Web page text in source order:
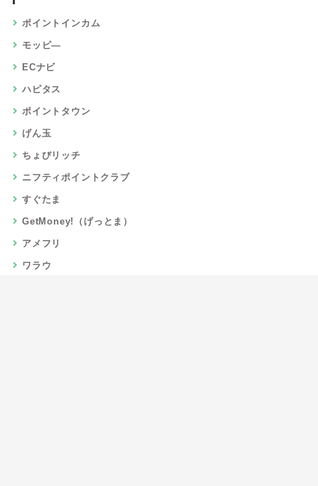
ポイントインカム
モッピ―
ECナビ
ハピタス
ポイントタウン
げん玉
ちょびリッチ
ニフティポイントクラブ
すぐたま
GetMoney!（げっとま）
アメフリ
ワラウ